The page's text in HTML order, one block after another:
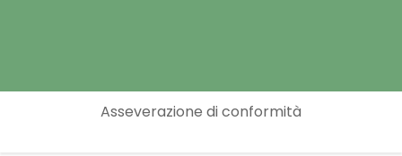
Asseverazione di conformità